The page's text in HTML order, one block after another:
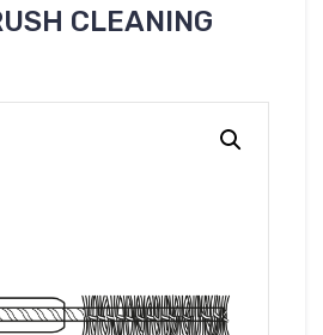
CLEANING